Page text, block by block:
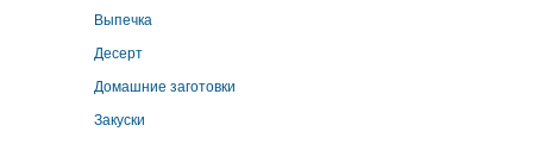
Выпечка
Десерт
Домашние заготовки
Закуски